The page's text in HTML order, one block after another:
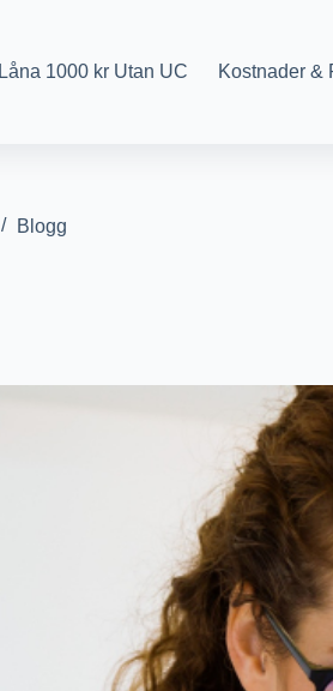
Låna 1000 kr Utan UC Kostnader &
Blogg